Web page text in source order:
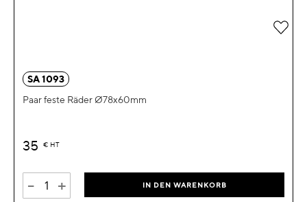
SA 1093
Paar feste Räder Ø78x60mm
35 € HT
- + IN DEN WARENKORB
Zur